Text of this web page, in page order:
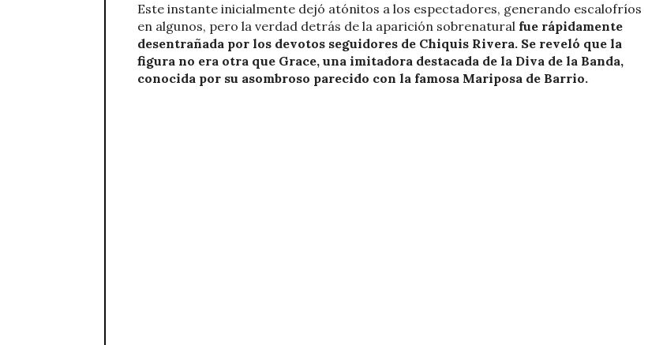
Este instante inicialmente dejó atónitos a los espectadores, generando escalofríos
en algunos, pero la verdad detrás de la aparición sobrenatural fue rápidamente
desentrañada por los devotos seguidores de Chiquis Rivera. Se reveló que la
figura no era otra que Grace, una imitadora destacada de la Diva de la Banda,
conocida por su asombroso parecido con la famosa Mariposa de Barrio.